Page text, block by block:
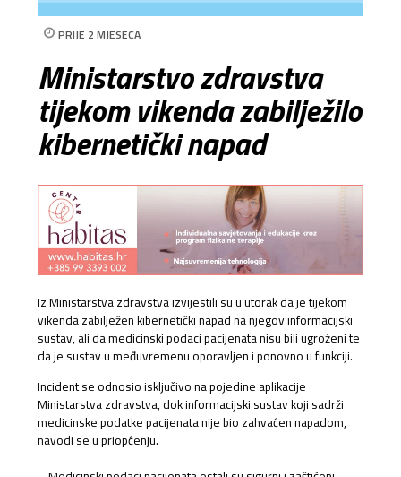
PRIJE 2 MJESECA
Ministarstvo zdravstva
tijekom vikenda zabilježilo
kibernetički napad
Iz Ministarstva zdravstva izvijestili su u utorak da je tijekom
vikenda zabilježen kibernetički napad na njegov informacijski
sustav, ali da medicinski podaci pacijenata nisu bili ugroženi te
da je sustav u međuvremenu oporavljen i ponovno u funkciji.
Incident se odnosio isključivo na pojedine aplikacije
Ministarstva zdravstva, dok informacijski sustav koji sadrži
medicinske podatke pacijenata nije bio zahvaćen napadom,
navodi se u priopćenju.